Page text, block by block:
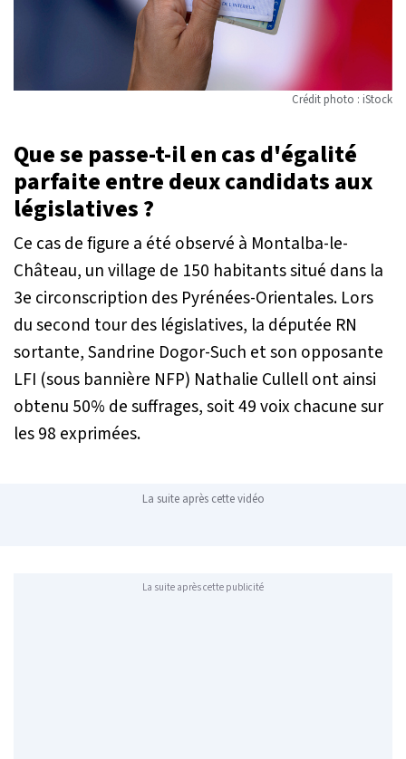
Crédit photo : iStock
Que se passe-t-il en cas d'égalité
parfaite entre deux candidats aux
législatives ?
Ce cas de figure a été observé à Montalba-le-
Château, un village de 150 habitants situé dans la
3e circonscription des Pyrénées-Orientales. Lors
du second tour des législatives, la députée RN
sortante, Sandrine Dogor-Such et son opposante
LFI (sous bannière NFP) Nathalie Cullell ont ainsi
obtenu 50% de suffrages, soit 49 voix chacune sur
les 98 exprimées.
La suite après cette vidéo
La suite après cette publicité